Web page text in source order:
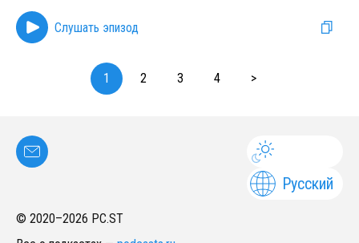
Слушать эпизод
1 2 3 4 >
Русский
© 2020–2026 PC.ST